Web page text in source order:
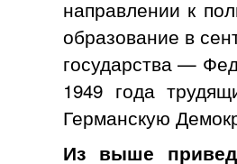
направлении к
образование в
государства —
1949 года
Германскую
Из выше